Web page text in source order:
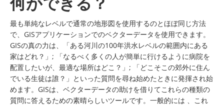
最も単純なレベルで通常の地形図を使用するのとほぼ同じ方法
で、GISアプリケーションでのベクターデータを使用できます。
GISの真の力は、「ある河川の100年洪水レベルの範囲内にある
家はどれ？」; 「なるべく多くの人が簡単に行けるように病院を
配置したいが、最適な場所はどこ？」; 「どこそこの郊外に住ん
でいる生徒は誰？」といった質問を尋ね始めたときに発揮され始
めます。GISは、ベクターデータの助けを借りてこれらの種類の
質問に答えるための素晴らしいツールです。一般的には 、これ